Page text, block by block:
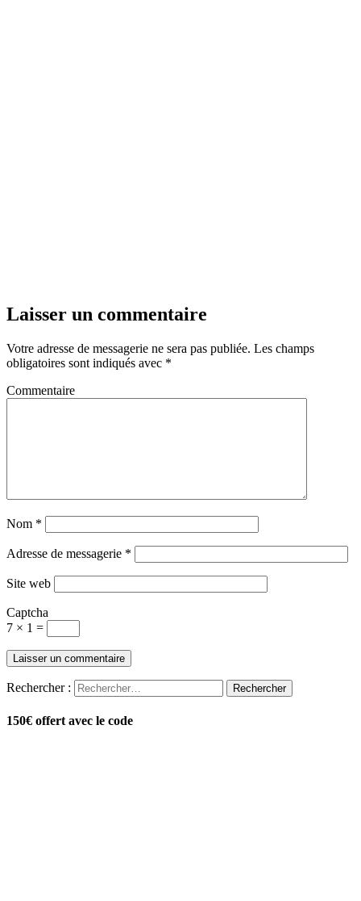
Laisser un commentaire
Votre adresse de messagerie ne sera pas publiée. Les champs
obligatoires sont indiqués avec *
Commentaire
Nom *
Adresse de messagerie *
Site web
Captcha
7 × 1 =
Rechercher :
150€ offert avec le code